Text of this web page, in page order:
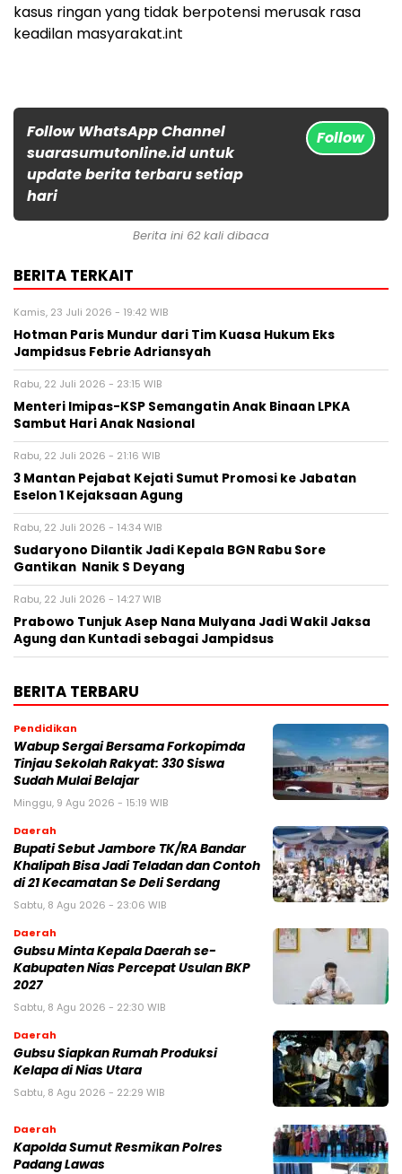
kasus ringan yang tidak berpotensi merusak rasa
keadilan masyarakat.int
Follow WhatsApp Channel
suarasumutonline.id untuk
update berita terbaru setiap
hari
Follow
Berita ini 62 kali dibaca
BERITA TERKAIT
Kamis, 23 Juli 2026 - 19:42 WIB
Hotman Paris Mundur dari Tim Kuasa Hukum Eks
Jampidsus Febrie Adriansyah
Rabu, 22 Juli 2026 - 23:15 WIB
Menteri Imipas-KSP Semangatin Anak Binaan LPKA
Sambut Hari Anak Nasional
Rabu, 22 Juli 2026 - 21:16 WIB
3 Mantan Pejabat Kejati Sumut Promosi ke Jabatan
Eselon 1 Kejaksaan Agung
Rabu, 22 Juli 2026 - 14:34 WIB
Sudaryono Dilantik Jadi Kepala BGN Rabu Sore
Gantikan Nanik S Deyang
Rabu, 22 Juli 2026 - 14:27 WIB
Prabowo Tunjuk Asep Nana Mulyana Jadi Wakil Jaksa
Agung dan Kuntadi sebagai Jampidsus
BERITA TERBARU
Pendidikan
Wabup Sergai Bersama Forkopimda
Tinjau Sekolah Rakyat: 330 Siswa
Sudah Mulai Belajar
Minggu, 9 Agu 2026 - 15:19 WIB
Daerah
Bupati Sebut Jambore TK/RA Bandar
Khalipah Bisa Jadi Teladan dan Contoh
di 21 Kecamatan Se Deli Serdang
Sabtu, 8 Agu 2026 - 23:06 WIB
Daerah
Gubsu Minta Kepala Daerah se-
Kabupaten Nias Percepat Usulan BKP
2027
Sabtu, 8 Agu 2026 - 22:30 WIB
Daerah
Gubsu Siapkan Rumah Produksi
Kelapa di Nias Utara
Sabtu, 8 Agu 2026 - 22:29 WIB
Daerah
Kapolda Sumut Resmikan Polres
Padang Lawas